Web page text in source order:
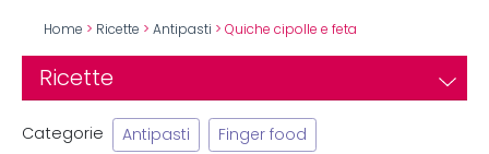
Home > Ricette > Antipasti > Quiche cipolle e feta
Ricette
Categorie Antipasti Finger food